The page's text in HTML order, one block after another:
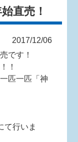
直売！
2017/12/06
です！
！
匹一匹「神
て行いま